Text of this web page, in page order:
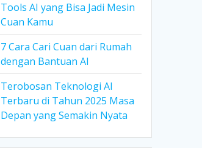
Tools AI yang Bisa Jadi Mesin
Cuan Kamu
7 Cara Cari Cuan dari Rumah
dengan Bantuan AI
Terobosan Teknologi AI
Terbaru di Tahun 2025 Masa
Depan yang Semakin Nyata